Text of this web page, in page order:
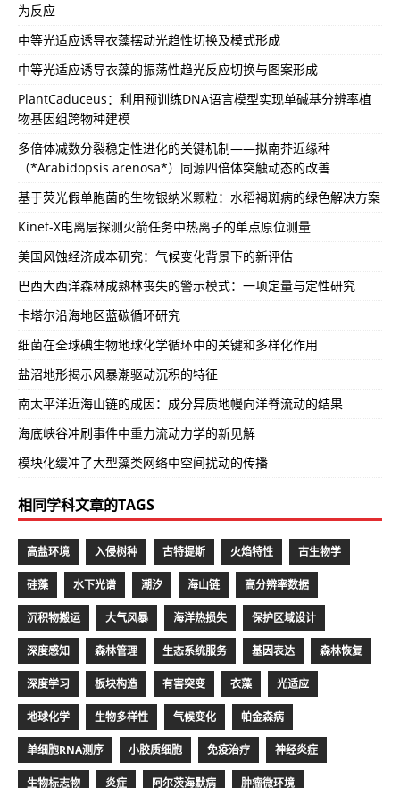
为反应
中等光适应诱导衣藻摆动光趋性切换及模式形成
中等光适应诱导衣藻的振荡性趋光反应切换与图案形成
PlantCaduceus：利用预训练DNA语言模型实现单碱基分辨率植
物基因组跨物种建模
多倍体减数分裂稳定性进化的关键机制——拟南芥近缘种
（*Arabidopsis arenosa*）同源四倍体突触动态的改善
基于荧光假单胞菌的生物银纳米颗粒：水稻褐斑病的绿色解决方案
Kinet-X电离层探测火箭任务中热离子的单点原位测量
美国风蚀经济成本研究：气候变化背景下的新评估
巴西大西洋森林成熟林丧失的警示模式：一项定量与定性研究
卡塔尔沿海地区蓝碳循环研究
细菌在全球碘生物地球化学循环中的关键和多样化作用
盐沼地形揭示风暴潮驱动沉积的特征
南太平洋近海山链的成因：成分异质地幔向洋脊流动的结果
海底峡谷冲刷事件中重力流动力学的新见解
模块化缓冲了大型藻类网络中空间扰动的传播
相同学科文章的TAGS
高盐环境 入侵树种 古特提斯 火焰特性 古生物学
硅藻 水下光谱 潮汐 海山链 高分辨率数据
沉积物搬运 大气风暴 海洋热损失 保护区域设计
深度感知 森林管理 生态系统服务 基因表达 森林恢复
深度学习 板块构造 有害突变 衣藻 光适应
地球化学 生物多样性 气候变化 帕金森病
单细胞RNA测序 小胶质细胞 免疫治疗 神经炎症
生物标志物 炎症 阿尔茨海默病 肿瘤微环境